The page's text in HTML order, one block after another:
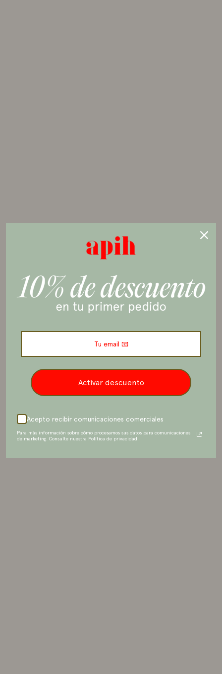
Activar descuento
Acepto recibir comunicaciones comerciales
Para más información sobre cómo procesamos sus datos para comunicaciones
de marketing. Consulte nuestra Política de privacidad.